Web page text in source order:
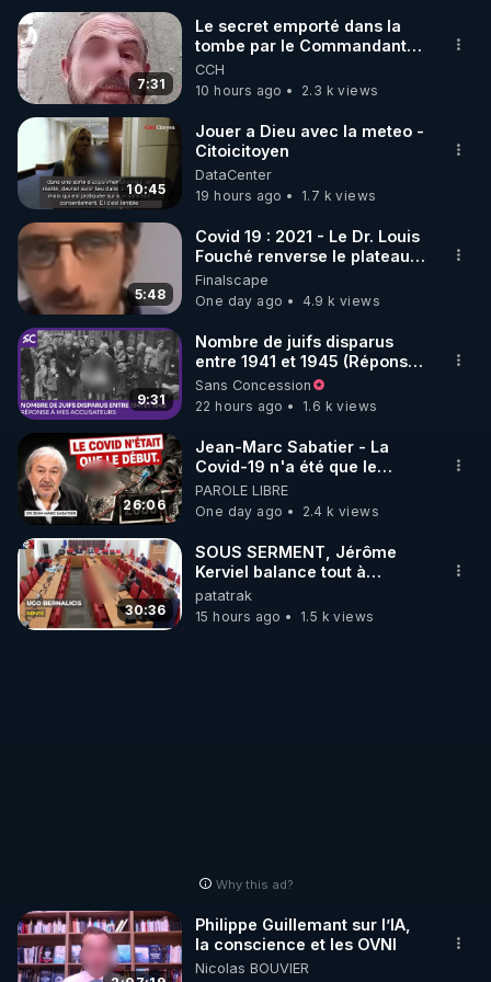
🌱 INSTAGRAM
https://www.instagram.com/rdlr_thierrycasasnovas/
http://rgnr.li/instagram
🌱 LA NEWSLETTER
Pour ne pas rater l’actualité RGNR (stages,
http://rgnr.li/news
🌱 VIDÉOS NON CENSURÉES SUR ODYSEE
Toutes les vidéos Youtube sont aussi sur la
http://rgnr.li/odysee
🌱 LES STAGES EN PRÉSENTIEL
http://rgnr.li/stages
_________
LES CODES PROMO DES PARTENAIRES
▶ 10 % de réduction sur les extracteurs de la
marque SANA :
Rendez-vous sur http://rgnr.li/lechoubrave
7:31
Le secret emporté dans la
tombe par le Commandant
Cousteau le 25 juin 1997
CCH
10 hours ago
2.3 k views
10:45
Jouer a Dieu avec la meteo -
Citoicitoyen
DataCenter
19 hours ago
1.7 k views
5:48
Covid 19 : 2021 - Le Dr. Louis
Fouché renverse le plateau
de CNews !
Finalscape
One day ago
4.9 k views
9:31
Nombre de juifs disparus
entre 1941 et 1945 (Réponse
à mes accusateurs)
Sans Concession
22 hours ago
1.6 k views
26:06
Jean-Marc Sabatier - La
Covid-19 n'a été que le
début - L'ARNm & l'ARNm-aa
jusqu où auront-t-il ?
PAROLE LIBRE
One day ago
2.4 k views
30:36
SOUS SERMENT, Jérôme
Kerviel balance tout à
l'Assemblée !
patatrak
15 hours ago
1.5 k views
Why this ad?
Philippe Guillemant sur l’IA,
la conscience et les OVNI
Nicolas BOUVIER